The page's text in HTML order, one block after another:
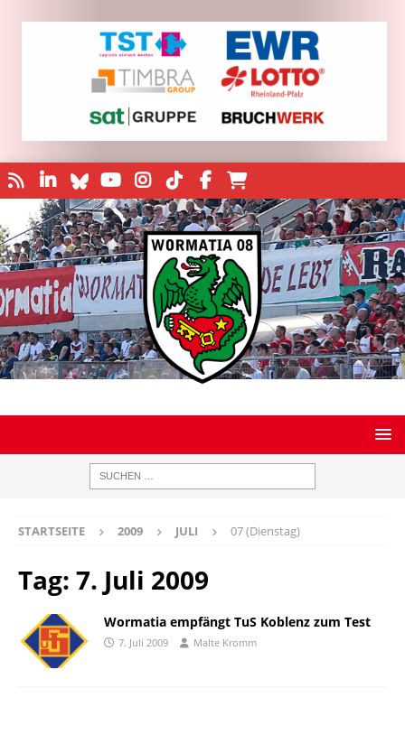
STARTSEITE 2009 JULI 07 (Dienstag)
Tag: 7. Juli 2009
Wormatia empfängt TuS Koblenz zum Test
7. Juli 2009 Malte Kromm